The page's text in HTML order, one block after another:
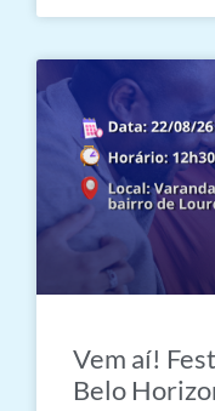
Vem aí!
Belo